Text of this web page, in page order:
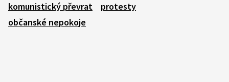
komunistický převrat
protesty
občanské nepokoje